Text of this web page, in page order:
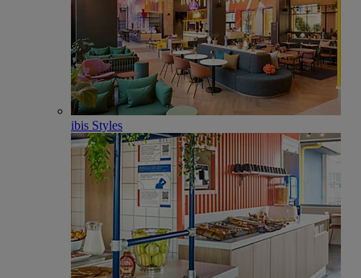
ibis Styles